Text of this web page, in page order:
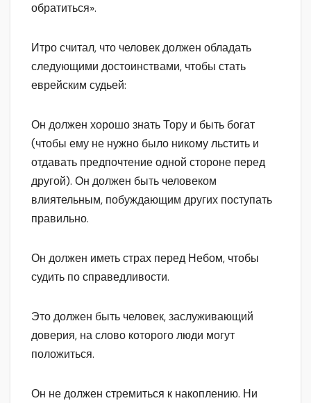
обратиться».
Итро считал, что человек должен обладать
следующими достоинствами, чтобы стать
еврейским судьей:
Он должен хорошо знать Тору и быть богат
(чтобы ему не нужно было никому льстить и
отдавать предпочтение одной стороне перед
другой). Он должен быть человеком
влиятельным, побуждающим других поступать
правильно.
Он должен иметь страх перед Небом, чтобы
судить по справедливости.
Это должен быть человек, заслуживающий
доверия, на слово которого люди могут
положиться.
Он не должен стремиться к накоплению. Ни